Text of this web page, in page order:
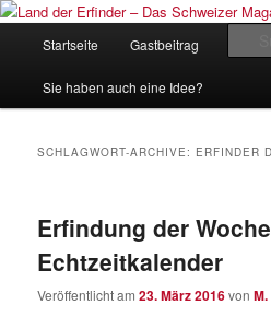
Zum
wechseln
Zum
wechselnLand der Erfinder
Startseite Gastbeitrag
Sie haben auch eine Idee?
SCHLAGWORT-ARCHIVE: ERFINDER
Erfindung der
Echtzeitkalender
Veröffentlicht am23. März 2016von